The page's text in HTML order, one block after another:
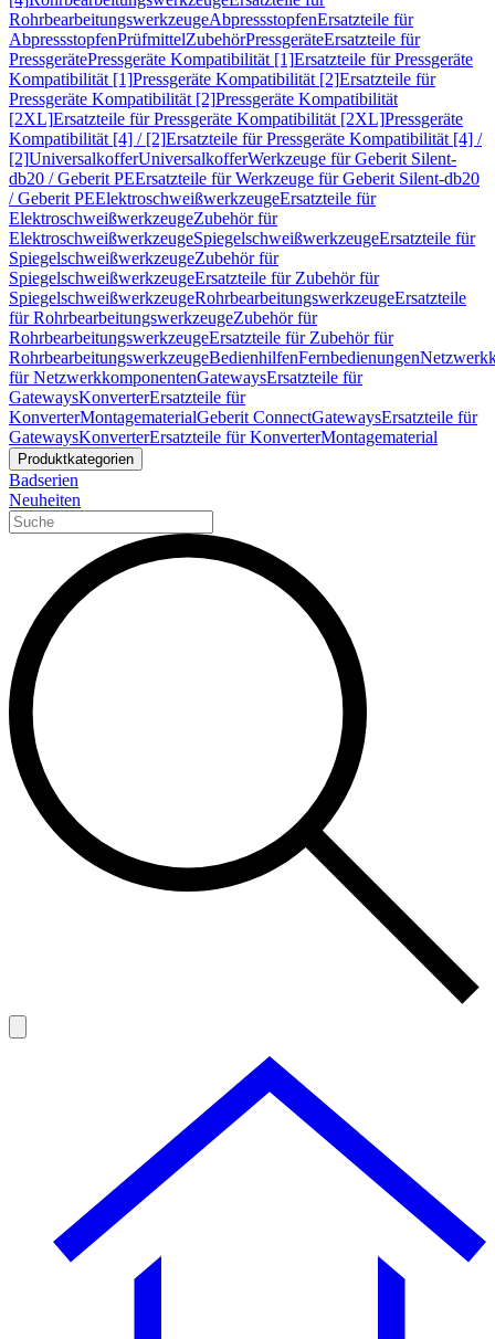
RohrbearbeitungswerkzeugeAbpressstopfenErsatzteile für
AbpressstopfenPrüfmittelZubehörPressgeräteErsatzteile für
PressgerätePressgeräte Kompatibilität [1]Ersatzteile für Pressgeräte
Kompatibilität [1]Pressgeräte Kompatibilität [2]Ersatzteile für
Pressgeräte Kompatibilität [2]Pressgeräte Kompatibilität
[2XL]Ersatzteile für Pressgeräte Kompatibilität [2XL]Pressgeräte
Kompatibilität [4] / [2]Ersatzteile für Pressgeräte Kompatibilität [4] /
[2]UniversalkofferUniversalkofferWerkzeuge für Geberit Silent-
db20 / Geberit PEErsatzteile für Werkzeuge für Geberit Silent-db20
/ Geberit PEElektroschweißwerkzeugeErsatzteile für
ElektroschweißwerkzeugeZubehör für
ElektroschweißwerkzeugeSpiegelschweißwerkzeugeErsatzteile für
SpiegelschweißwerkzeugeZubehör für
SpiegelschweißwerkzeugeErsatzteile für Zubehör für
SpiegelschweißwerkzeugeRohrbearbeitungswerkzeugeErsatzteile
für RohrbearbeitungswerkzeugeZubehör für
RohrbearbeitungswerkzeugeErsatzteile für Zubehör für
RohrbearbeitungswerkzeugeBedienhilfenFernbedienungen
für NetzwerkkomponentenGatewaysErsatzteile für
GatewaysKonverterErsatzteile für
KonverterMontagematerialGeberit ConnectGatewaysErsatzteile für
GatewaysKonverterErsatzteile für KonverterMontagematerial
Produktkategorien
Badserien
Neuheiten